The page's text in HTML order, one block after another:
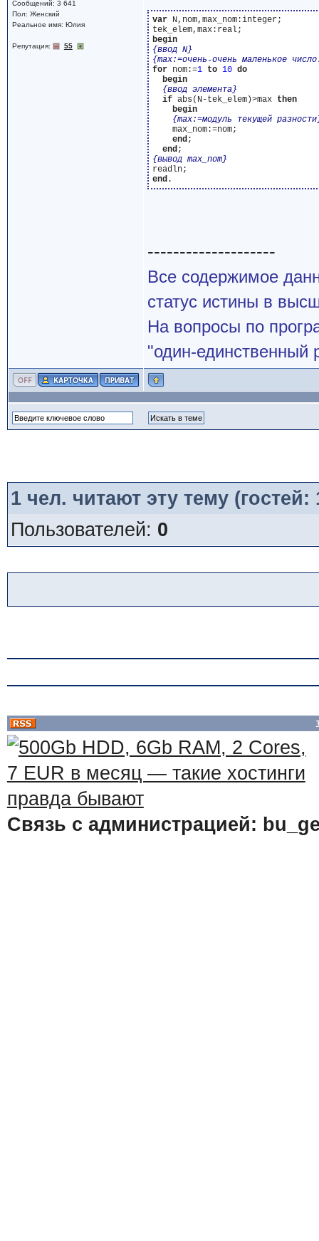
Сообщений: 3 641
Пол: Женский
Реальное имя: Юлия
Репутация: 55
var N,nom,max_nom:integer;
begin
{ввод N}
{max:=очень-очень маленькое
for nom:=1 to 10 do
begin
{ввод элемента}
if abs(N-tek_elem)>max then
begin
{max:=модуль текущей
    max_nom:=nom;
end;
end
{вывод max_nom}
end
--------------------
Все содержимое
статус истины в
На вопросы по
"один-единственный
1чел. читают эту тему
Пользователей: 0
Связь с администрацией: